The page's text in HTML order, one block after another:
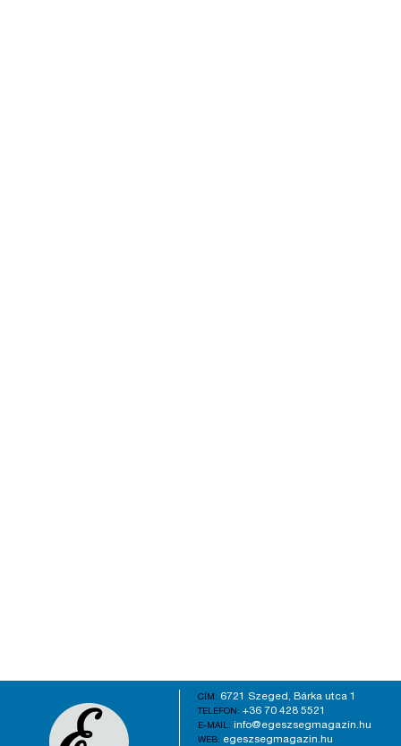
CÍM: 6721 Szeged, Bárka utca 1
TELEFON: +36 70 428 5521
E-MAIL: info@egeszsegmagazin.hu
WEB: egeszsegmagazin.hu